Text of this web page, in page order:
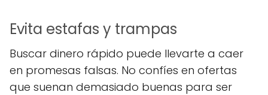
Evita estafas y trampas
Buscar dinero rápido puede llevarte a caer
en promesas falsas. No confíes en ofertas
que suenan demasiado buenas para ser